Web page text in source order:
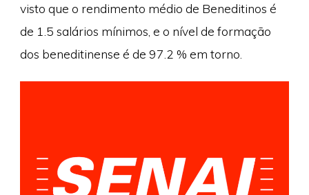
visto que o rendimento médio de Beneditinos é
de 1.5 salários mínimos, e o nível de formação
dos beneditinense é de 97.2 % em torno.